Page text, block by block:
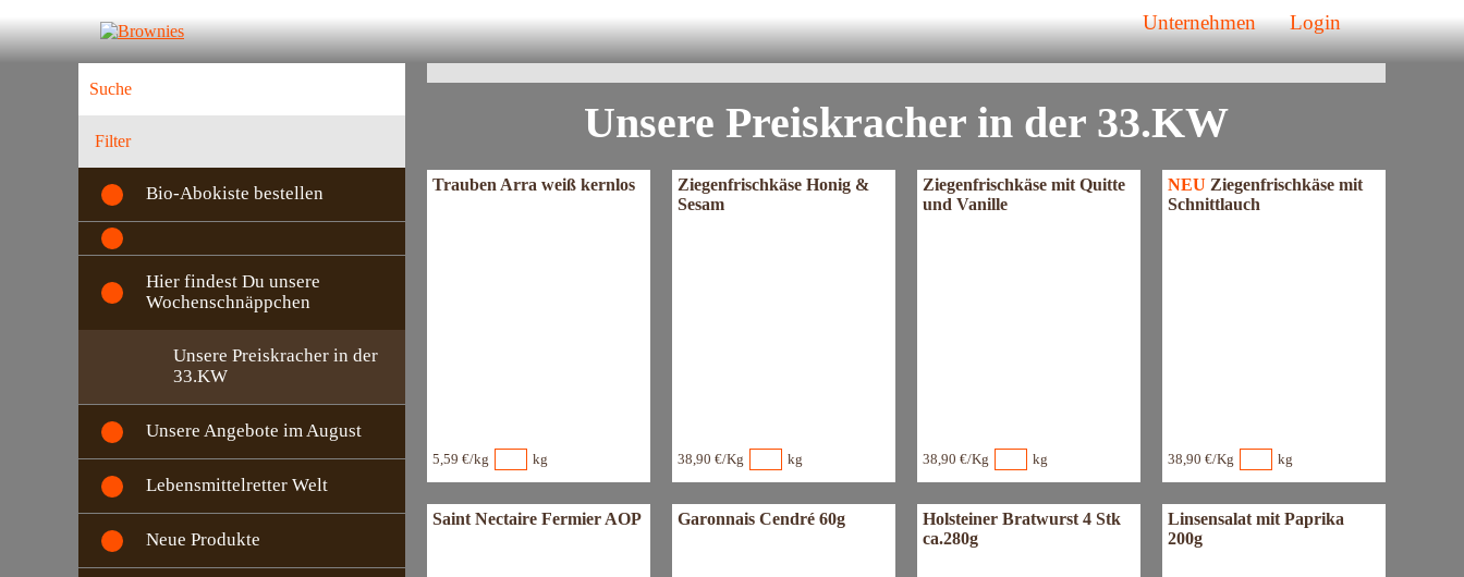
Unternehmen Login
Filter
Bio-Abokiste bestellen
Hier findest Du unsere
Wochenschnäppchen
Unsere Preiskracher in der
33.KW
Unsere Angebote im August
Lebensmittelretter Welt
Neue Produkte
Koffeinfreier Kaffee "No Coffee" im Wochenangebot
Unsere Preiskracher in der 33.KW
Trauben Arra weiß kernlos
5,59 €/kg kg
Ziegenfrischkäse Honig &
Sesam
38,90 €/Kg kg
Ziegenfrischkäse mit Quitte
und Vanille
38,90 €/Kg kg
NEU Ziegenfrischkäse mit
Schnittlauch
38,90 €/Kg kg
Saint Nectaire Fermier AOP Garonnais Cendré 60g
Holsteiner Bratwurst 4 Stk
ca.280g
Linsensalat mit Paprika
200g